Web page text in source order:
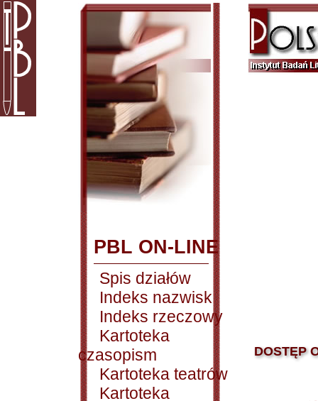
PBL ON-LINE
Spis działów
Indeks nazwisk
Indeks rzeczowy
Kartoteka
czasopism
Kartoteka teatrów
Kartoteka
DOSTĘP